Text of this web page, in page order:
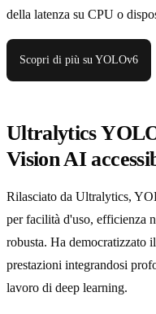
della latenza su CPU o
Scopri di più su YOLOv6
Ultralytics
Vision AI
Rilasciato da Ultralytics,
per facilità d'uso, efficienza
robusta. Ha democratizzato
prestazioni integrandosi
lavoro di deep learning.